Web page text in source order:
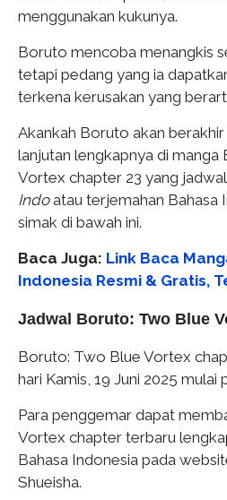
menggunakan kukunya.
Boruto mencoba menangkis
tetapi pedang yang ia
terkena kerusakan yang
Akankah Boruto akan berakhir
lanjutan lengkapnya di
Vortex chapter 23 yang
Indoatau terjemahan Bahasa
simak di bawah ini.
Baca Juga: Link Baca
Indonesia Resmi & Gratis,
Jadwal Boruto: Two Blue
Boruto: Two Blue Vortex
hari Kamis, 19 Juni 2025 mulai
Para penggemar dapat
Vortex chapter terbaru
Bahasa Indonesia pada
Shueisha.